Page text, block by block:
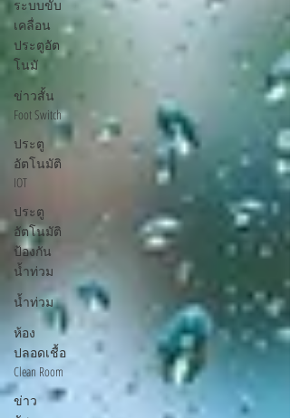
ระบบขับ
เคลื่อน
ประตูอัต
โนมั
ข่าวสั้น
Foot Switch
ประตู
อัตโนมัติ
IOT
ประตู
อัตโนมัติ
ป้องกัน
น้ำท่วม
น้ำท่วม
ห้อง
ปลอดเชื้อ
Clean Room
ข่าว